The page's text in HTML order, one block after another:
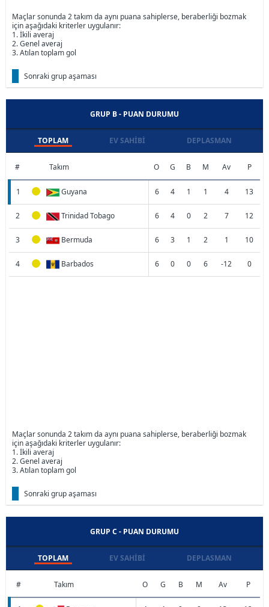
Maçlar sonunda 2 takım da aynı puana sahiplerse, beraberliği bozmak
için aşağıdaki kriterler uygulanır:
1. İkili averaj
2. Genel averaj
3. Atılan toplam gol
Sonraki grup aşaması
GRUP B - PUAN DURUMU
TOPLAM EV SAHIBI DEPLASMAN
# Takım O G B M Av P
1 Guyana 6 4 1 1 4 13
2 Trinidad Tobago 6 4 0 2 7 12
3 Bermuda 6 3 1 2 1 10
4 Barbados 6 0 0 6 -12 0
Maçlar sonunda 2 takım da aynı puana sahiplerse, beraberliği bozmak
için aşağıdaki kriterler uygulanır:
1. İkili averaj
2. Genel averaj
3. Atılan toplam gol
Sonraki grup aşaması
GRUP C - PUAN DURUMU
TOPLAM EV SAHIBI DEPLASMAN
# Takım O G B M Av P